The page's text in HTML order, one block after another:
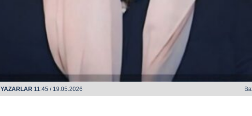
YAZARLAR 11:45 / 19.05.2026
O Gözlərində - Zəka Vilayətoğlu
HAZIRLIQ İŞLƏRİ DAVAM EDİR